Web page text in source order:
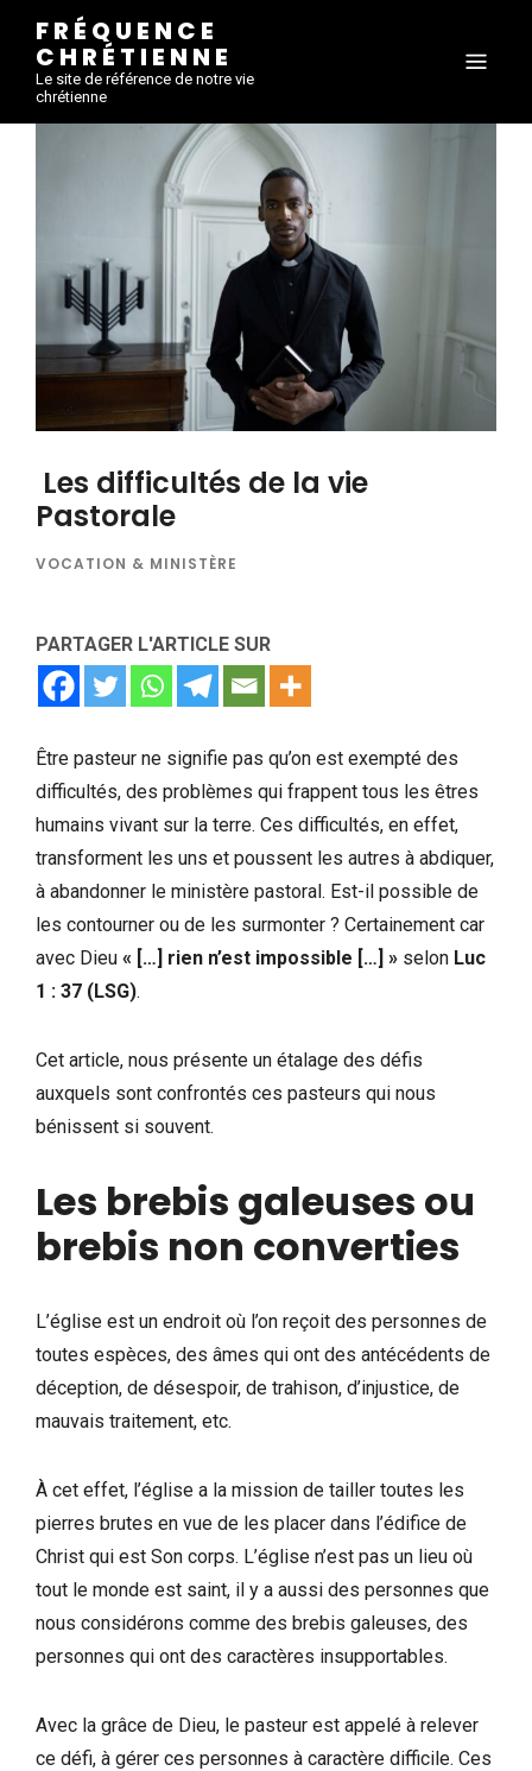
FRÉQUENCE
CHRÉTIENNE
Le site de référence de notre vie
chrétienne
Les difficultés de la vie
Pastorale
VOCATION & MINISTÈRE
PARTAGER L'ARTICLE SUR
Être pasteur ne signifie pas qu’on est exempté des
difficultés, des problèmes qui frappent tous les êtres
humains vivant sur la terre. Ces difficultés, en effet,
transforment les uns et poussent les autres à abdiquer,
à abandonner le ministère pastoral. Est-il possible de
les contourner ou de les surmonter ? Certainement car
avec Dieu « […] rien n’est impossible […] » selon Luc
1 : 37 (LSG).
Cet article, nous présente un étalage des défis
auxquels sont confrontés ces pasteurs qui nous
bénissent si souvent.
Les brebis galeuses ou
brebis non converties
L’église est un endroit où l’on reçoit des personnes de
toutes espèces, des âmes qui ont des antécédents de
déception, de désespoir, de trahison, d’injustice, de
mauvais traitement, etc.
À cet effet, l’église a la mission de tailler toutes les
pierres brutes en vue de les placer dans l’édifice de
Christ qui est Son corps. L’église n’est pas un lieu où
tout le monde est saint, il y a aussi des personnes que
nous considérons comme des brebis galeuses, des
personnes qui ont des caractères insupportables.
Avec la grâce de Dieu, le pasteur est appelé à relever
ce défi, à gérer ces personnes à caractère difficile. Ces